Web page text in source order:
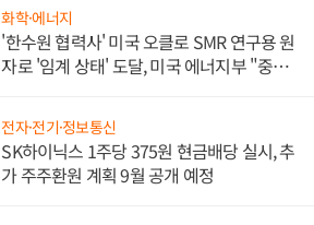
화학·에너지
'한수원 협력사' 미국 오클로 SMR 연구용 원
자로 '임계 상태' 도달, 미국 에너지부 "중요
전자·전기·정보통신
SK하이닉스 1주당 375원 현금배당 실시, 추
가 주주환원 계획 9월 공개 예정